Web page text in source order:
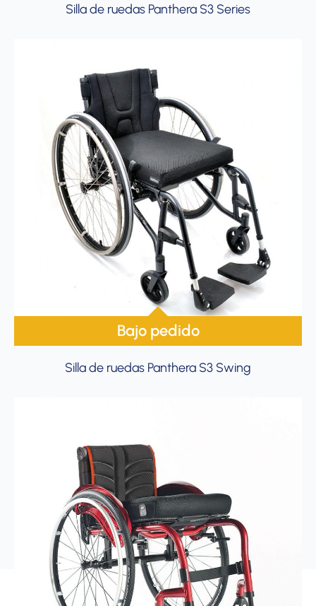
Silla de ruedas Panthera S3 Series
Bajo pedido
Silla de ruedas Panthera S3 Swing